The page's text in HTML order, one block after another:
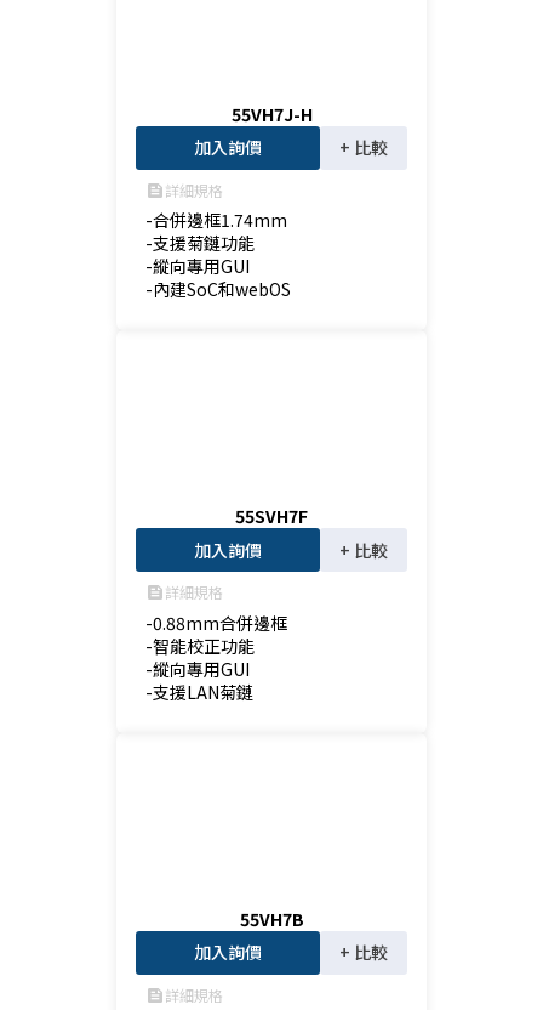
55VH7J-H
加入詢價
+ 比較
feed詳細規格
-合併邊框1.74mm
-支援菊鏈功能
-縱向專用GUI
-內建SoC和webOS
55SVH7F
加入詢價
+ 比較
feed詳細規格
-0.88mm合併邊框
-智能校正功能
-縱向專用GUI
-支援LAN菊鏈
55VH7B
加入詢價
+ 比較
feed詳細規格